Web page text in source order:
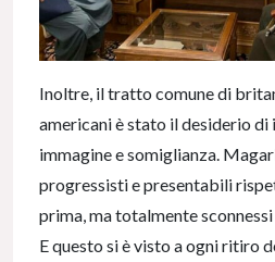
Inoltre, il tratto comune di
americani è stato il desiderio
immagine e somiglianza.
progressisti e presentabili
prima, ma totalmente
E questo si è visto a ogni ritiro